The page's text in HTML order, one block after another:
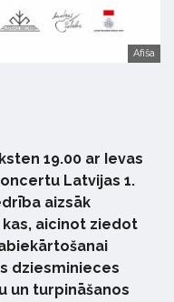
Afiša
19.00 ar Ievas
Latvijas 1.
aizsāk
aicinot ziedot
dziesminieces
un turpināšanos